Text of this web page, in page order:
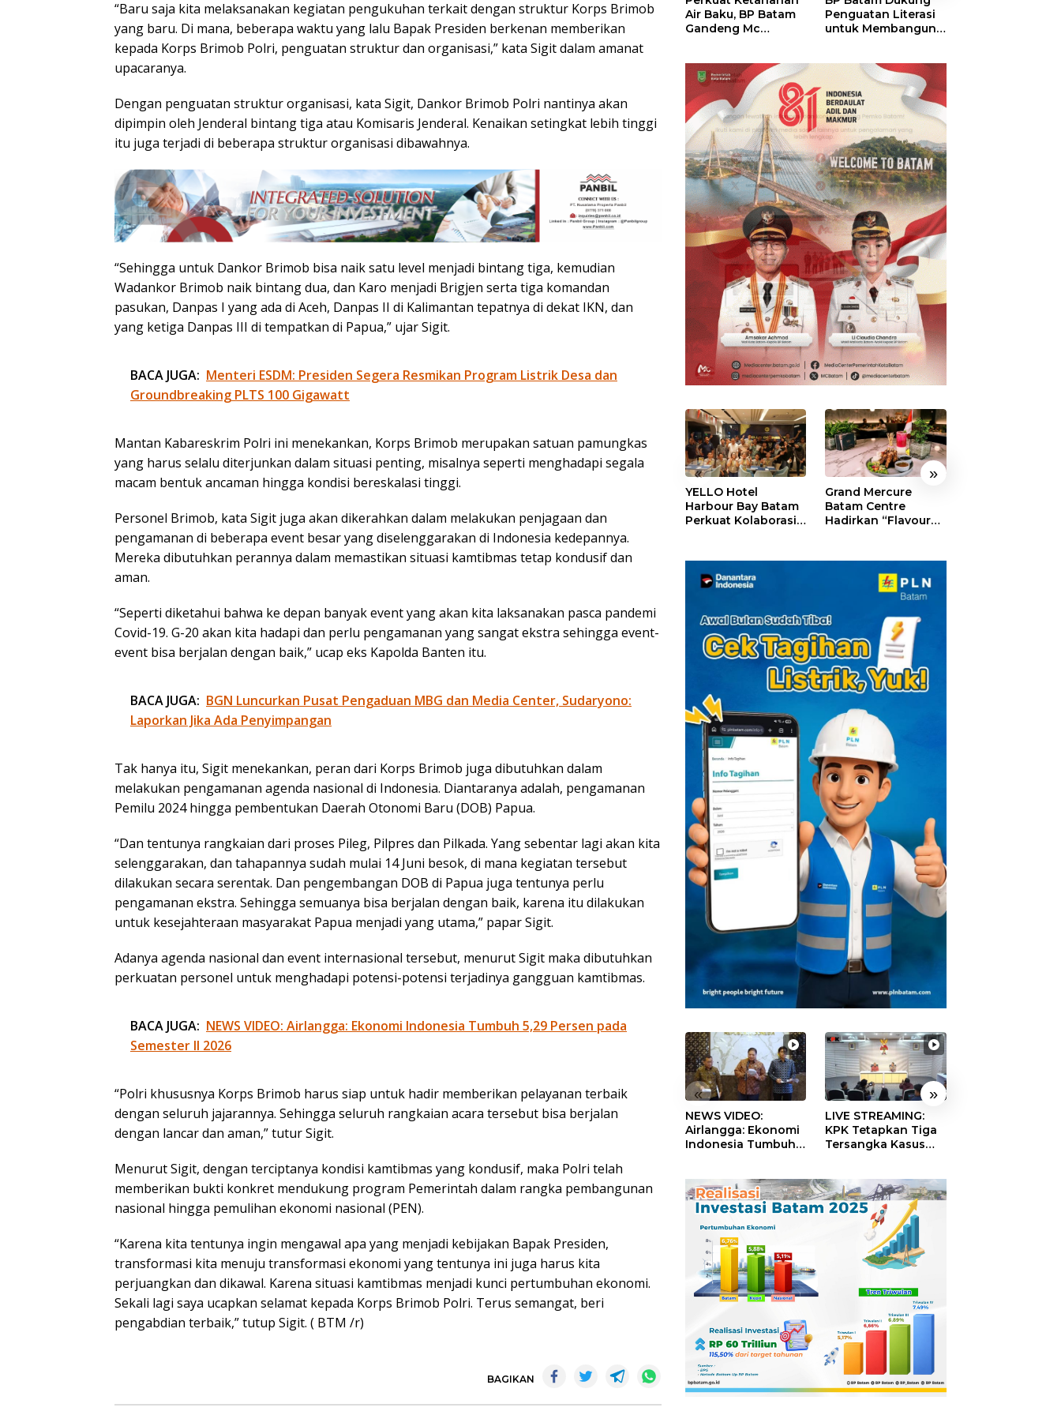
“Baru saja kita melaksanakan kegiatan pengukuhan terkait dengan struktur Korps Brimob
yang baru. Di mana, beberapa waktu yang lalu Bapak Presiden berkenan memberikan
kepada Korps Brimob Polri, penguatan struktur dan organisasi,” kata Sigit dalam amanat
upacaranya.
Dengan penguatan struktur organisasi, kata Sigit, Dankor Brimob Polri nantinya akan
dipimpin oleh Jenderal bintang tiga atau Komisaris Jenderal. Kenaikan setingkat lebih tinggi
itu juga terjadi di beberapa struktur organisasi dibawahnya.
“Sehingga untuk Dankor Brimob bisa naik satu level menjadi bintang tiga, kemudian
Wadankor Brimob naik bintang dua, dan Karo menjadi Brigjen serta tiga komandan
pasukan, Danpas I yang ada di Aceh, Danpas II di Kalimantan tepatnya di dekat IKN, dan
yang ketiga Danpas III di tempatkan di Papua,” ujar Sigit.
BACA JUGA: Menteri ESDM: Presiden Segera Resmikan Program Listrik Desa dan
Groundbreaking PLTS 100 Gigawatt
Mantan Kabareskrim Polri ini menekankan, Korps Brimob merupakan satuan pamungkas
yang harus selalu diterjunkan dalam situasi penting, misalnya seperti menghadapi segala
macam bentuk ancaman hingga kondisi bereskalasi tinggi.
Personel Brimob, kata Sigit juga akan dikerahkan dalam melakukan penjagaan dan
pengamanan di beberapa event besar yang diselenggarakan di Indonesia kedepannya.
Mereka dibutuhkan perannya dalam memastikan situasi kamtibmas tetap kondusif dan
aman.
“Seperti diketahui bahwa ke depan banyak event yang akan kita laksanakan pasca pandemi
Covid-19. G-20 akan kita hadapi dan perlu pengamanan yang sangat ekstra sehingga event-
event bisa berjalan dengan baik,” ucap eks Kapolda Banten itu.
BACA JUGA: BGN Luncurkan Pusat Pengaduan MBG dan Media Center, Sudaryono:
Laporkan Jika Ada Penyimpangan
Tak hanya itu, Sigit menekankan, peran dari Korps Brimob juga dibutuhkan dalam
melakukan pengamanan agenda nasional di Indonesia. Diantaranya adalah, pengamanan
Pemilu 2024 hingga pembentukan Daerah Otonomi Baru (DOB) Papua.
“Dan tentunya rangkaian dari proses Pileg, Pilpres dan Pilkada. Yang sebentar lagi akan kita
selenggarakan, dan tahapannya sudah mulai 14 Juni besok, di mana kegiatan tersebut
dilakukan secara serentak. Dan pengembangan DOB di Papua juga tentunya perlu
pengamanan ekstra. Sehingga semuanya bisa berjalan dengan baik, karena itu dilakukan
untuk kesejahteraan masyarakat Papua menjadi yang utama,” papar Sigit.
Adanya agenda nasional dan event internasional tersebut, menurut Sigit maka dibutuhkan
perkuatan personel untuk menghadapi potensi-potensi terjadinya gangguan kamtibmas.
BACA JUGA: NEWS VIDEO: Airlangga: Ekonomi Indonesia Tumbuh 5,29 Persen pada
Semester II 2026
“Polri khususnya Korps Brimob harus siap untuk hadir memberikan pelayanan terbaik
dengan seluruh jajarannya. Sehingga seluruh rangkaian acara tersebut bisa berjalan
dengan lancar dan aman,” tutur Sigit.
Menurut Sigit, dengan terciptanya kondisi kamtibmas yang kondusif, maka Polri telah
memberikan bukti konkret mendukung program Pemerintah dalam rangka pembangunan
nasional hingga pemulihan ekonomi nasional (PEN).
“Karena kita tentunya ingin mengawal apa yang menjadi kebijakan Bapak Presiden,
transformasi kita menuju transformasi ekonomi yang tentunya ini juga harus kita
perjuangkan dan dikawal. Karena situasi kamtibmas menjadi kunci pertumbuhan ekonomi.
Sekali lagi saya ucapkan selamat kepada Korps Brimob Polri. Terus semangat, beri
pengabdian terbaik,” tutup Sigit. ( BTM /r)
BAGIKAN
Air Baku, BP Batam
Gandeng Mc
Bendungan Sei
Nongsa
Penguatan Literasi
untuk Membangun
Generasi Masa
Depan
« »
YELLO Hotel
Harbour Bay Batam
Perkuat Kolaborasi
Connect
Grand Mercure
Batam Centre
Hadirkan “Flavours
dengan Cita Rasa
Kuliner Indonesia
« »
NEWS VIDEO:
Airlangga: Ekonomi
Indonesia Tumbuh
LIVE STREAMING:
KPK Tetapkan Tiga
Tersangka Kasus
Pertamina